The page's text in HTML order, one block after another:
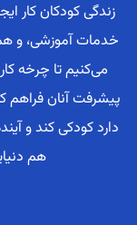
زندگی کودکان کار
خدمات آموزشی، و
می‌کنیم تا چرخه
پیشرفت آنان فراهم
دارد کودکی کند و
هم